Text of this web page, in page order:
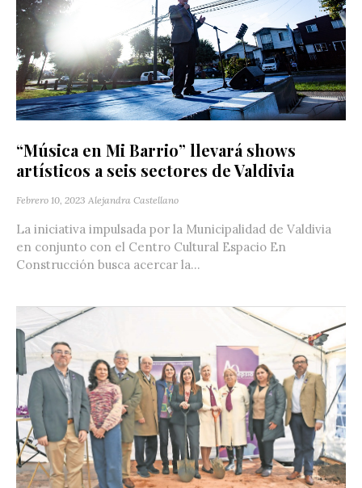
“Música en Mi Barrio” llevará shows
artísticos a seis sectores de Valdivia
Febrero 10, 2023 Alejandra Castellano
La iniciativa impulsada por la Municipalidad de Valdivia
en conjunto con el Centro Cultural Espacio En
Construcción busca acercar la...